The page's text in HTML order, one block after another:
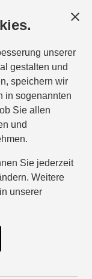
unserer
gestalten und
speichern wir
in sogenannten
Sie allen
und
Sie jederzeit
Weitere
unserer